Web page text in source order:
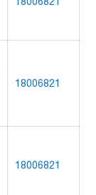
18006821
18006821